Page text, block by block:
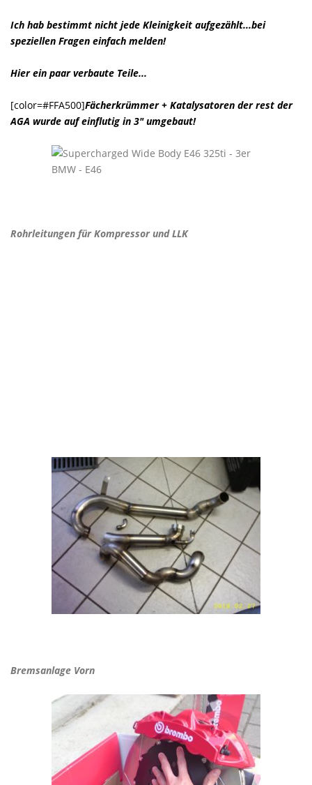
Ich hab bestimmt nicht jede Kleinigkeit aufgezählt...bei
speziellen Fragen einfach melden!
Hier ein paar verbaute Teile...
[color=#FFA500]Fächerkrümmer + Katalysatoren der rest der
AGA wurde auf einflutig in 3" umgebaut!
Rohrleitungen für Kompressor und LLK
Bremsanlage Vorn